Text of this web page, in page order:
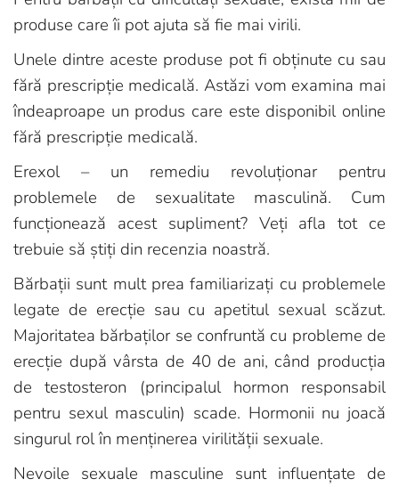
produse care îi pot ajuta să fie mai virili.
Unele dintre aceste produse pot fi obținute cu sau
fără prescripție medicală. Astăzi vom examina mai
îndeaproape un produs care este disponibil online
fără prescripție medicală.
Erexol – un remediu revoluționar pentru
problemele de sexualitate masculină. Cum
funcționează acest supliment? Veți afla tot ce
trebuie să știți din recenzia noastră.
Bărbații sunt mult prea familiarizați cu problemele
legate de erecție sau cu apetitul sexual scăzut.
Majoritatea bărbaților se confruntă cu probleme de
erecție după vârsta de 40 de ani, când producția
de testosteron (principalul hormon responsabil
pentru sexul masculin) scade. Hormonii nu joacă
singurul rol în menținerea virilității sexuale.
Nevoile sexuale masculine sunt influențate de